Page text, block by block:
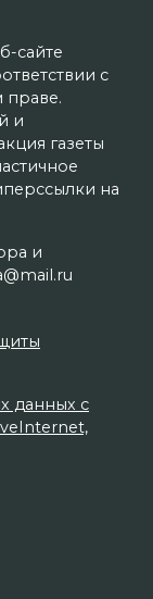
сайте
с
праве.
и
газеты
на
и
данных с